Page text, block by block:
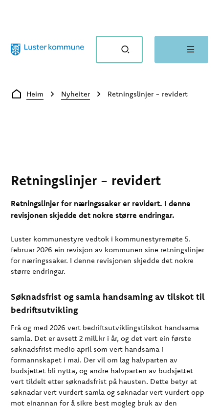
Du er her:
Heim Nyheiter Retningslinjer - revidert
Retningslinjer - revidert
Retningslinjer for næringssaker er revidert. I denne
revisjonen skjedde det nokre større endringar.
Luster kommunestyre vedtok i kommunestyremøte 5.
februar 2026 ein revisjon av kommunen sine retningslinjer
for næringssaker. I denne revisjonen skjedde det nokre
større endringar.
Søknadsfrist og samla handsaming av tilskot til
bedriftsutvikling
Frå og med 2026 vert bedriftsutviklingstilskot handsama
samla. Det er avsett 2 mill.kr i år, og det vert ein første
søknadsfrist medio april som vert handsama i
formannskapet i mai. Der vil om lag halvparten av
budsjettet bli nytta, og andre halvparten av budsjettet
vert tildelt etter søknadsfrist på hausten. Dette betyr at
søknadar vert vurdert samla og søknadar vert vurdert opp
mot einannan for å sikre best mogleg bruk av den